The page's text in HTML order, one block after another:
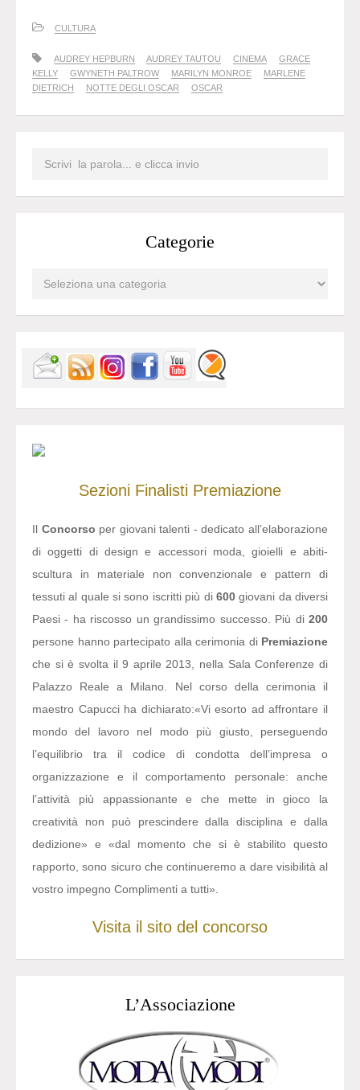
CULTURA
AUDREY HEPBURN AUDREY TAUTOU CINEMA
GRACE
KELLY
GWYNETH PALTROW MARILYN MONROE
MARLENE
DIETRICH
NOTTE DEGLI OSCAR OSCAR
Categorie
Sezioni Finalisti Premiazione
Il Concorso per giovani talenti - dedicato all’elaborazione
di oggetti di design e accessori moda, gioielli e abiti-
scultura in materiale non convenzionale e pattern di
tessuti al quale si sono iscritti più di 600giovani da diversi
Paesi - ha riscosso un grandissimo successo. Più di 200
persone hanno partecipato alla cerimonia di Premiazione
che si è svolta il 9 aprile 2013, nella Sala Conferenze di
Palazzo Reale a Milano. Nel corso della cerimonia il
maestro Capucci ha dichiarato:«Vi esorto ad affrontare il
mondo del lavoro nel modo più giusto, perseguendo
l’equilibrio tra il codice di condotta dell’impresa o
organizzazione e il comportamento personale: anche
l’attività più appassionante e che mette in gioco la
creatività non può prescindere dalla disciplina e dalla
dedizione» e «dal momento che si è stabilito questo
rapporto, sono sicuro che continueremo a dare visibilità al
vostro impegno Complimenti a tutti».
Visita il sito del concorso
L’Associazione